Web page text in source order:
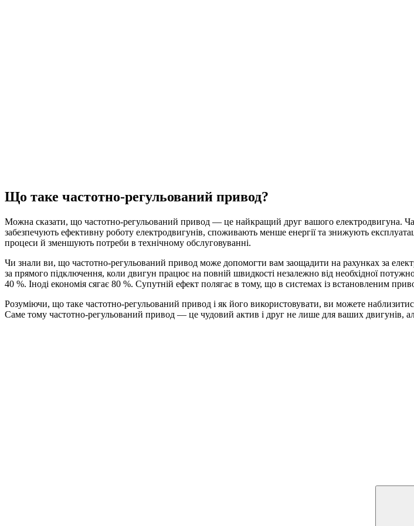
Що таке частотно-регульований привод?
Можна сказати, що частотно-регульований привод — це найкращий друг вашого електродвигуна.
забезпечують ефективну роботу електродвигунів, споживають менше енергії та знижують
процеси й зменшують потреби в технічному обслуговуванні.
Чи знали ви, що частотно-регульований привод може допомогти вам заощадити на рахунках за
за прямого підключення, коли двигун працює на повній швидкості незалежно від необхідної
40 %. Іноді економія сягає 80 %. Супутній ефект полягає в тому, що в системах із встановленим
Розуміючи, що таке частотно-регульований привод і як його використовувати, ви можете
Саме тому частотно-регульований привод — це чудовий актив і друг не лише для ваших двигунів,